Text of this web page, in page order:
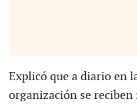
Explicó que a diario en
organización se reciben